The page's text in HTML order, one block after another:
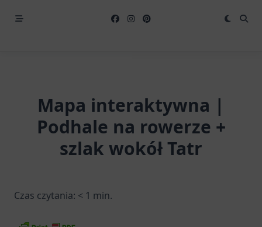
Mapa interaktywna |
Podhale na rowerze +
szlak wokół Tatr
Czas czytania: < 1 min.